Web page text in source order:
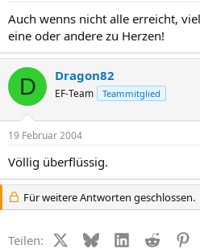
Auch wenns nicht alle erreicht,
eine oder andere zu Herzen!
D Dragon82
EF-Team Teammitglied
19 Februar 2004
Völlig überflüssig.
Für weitere Antworten geschlossen.
Teilen: X (Twitter)
BlueskyLinkedIn
Reddit